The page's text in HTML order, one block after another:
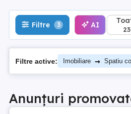
Filtre 3 AI
23
Filtre active: Imobiliare → Spatiu
Anunțuri